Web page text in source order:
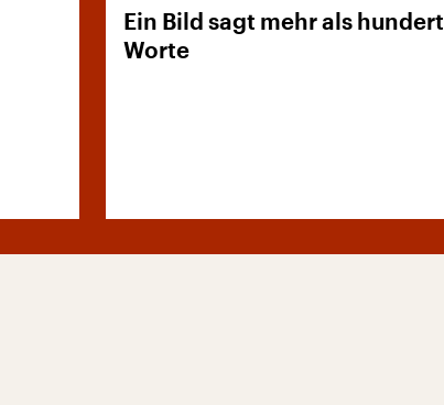
Ein Bild sagt mehr als hundert
Worte